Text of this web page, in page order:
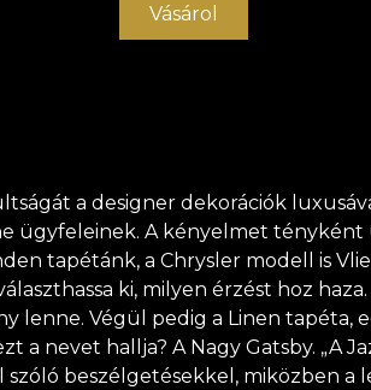
Vásárol
a designer dekorációk
ügyfeleinek. A kényelmet
tapétánk, a Chrysler modell is
ki, milyen érzést hoz
Végül pedig a Linen tapéta,
nevet hallja? A Nagy Gatsby. „A
beszélgetésekkel, miközben